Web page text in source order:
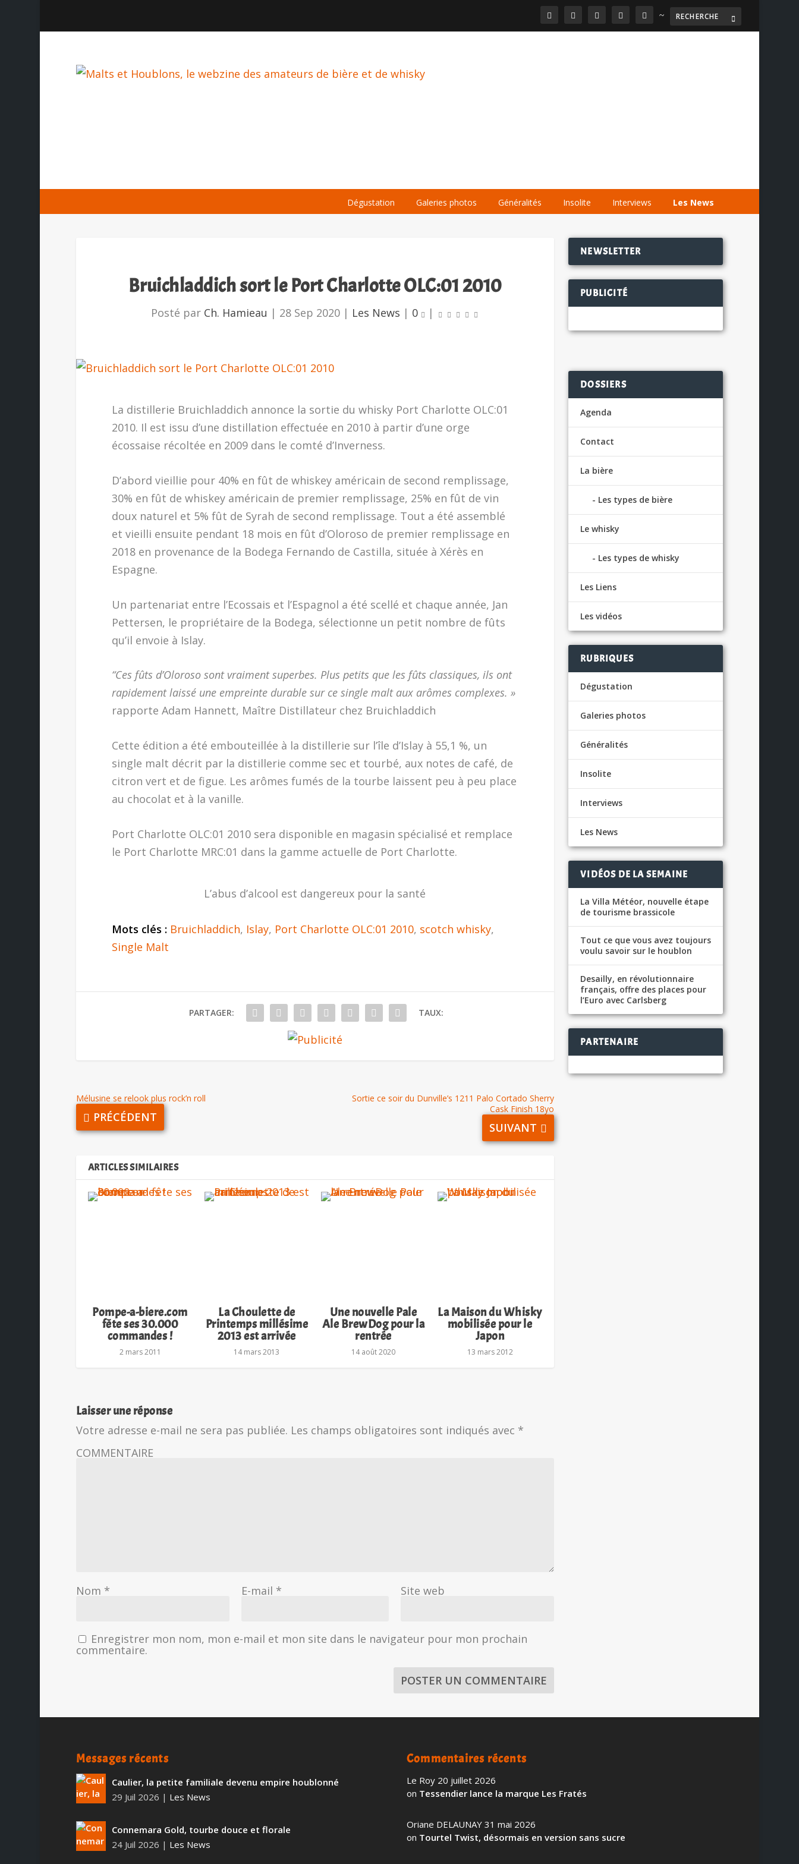
~
Dégustation Galeries photos Généralités Insolite Interviews Les News
Bruichladdich sort le Port Charlotte OLC:01 2010
Posté par Ch. Hamieau | 28 Sep 2020 | Les News | 0 |
La distillerie Bruichladdich annonce la sortie du whisky Port Charlotte OLC:01
2010. Il est issu d’une distillation effectuée en 2010 à partir d’une orge
écossaise récoltée en 2009 dans le comté d’Inverness.
D’abord vieillie pour 40% en fût de whiskey américain de second remplissage,
30% en fût de whiskey américain de premier remplissage, 25% en fût de vin
doux naturel et 5% fût de Syrah de second remplissage. Tout a été assemblé
et vieilli ensuite pendant 18 mois en fût d’Oloroso de premier remplissage en
2018 en provenance de la Bodega Fernando de Castilla, située à Xérès en
Espagne.
Un partenariat entre l’Ecossais et l’Espagnol a été scellé et chaque année, Jan
Pettersen, le propriétaire de la Bodega, sélectionne un petit nombre de fûts
qu’il envoie à Islay.
“Ces fûts d’Oloroso sont vraiment superbes. Plus petits que les fûts classiques, ils ont
rapidement laissé une empreinte durable sur ce single malt aux arômes complexes. »
rapporte Adam Hannett, Maître Distillateur chez Bruichladdich
Cette édition a été embouteillée à la distillerie sur l’île d’Islay à 55,1 %, un
single malt décrit par la distillerie comme sec et tourbé, aux notes de café, de
citron vert et de figue. Les arômes fumés de la tourbe laissent peu à peu place
au chocolat et à la vanille.
Port Charlotte OLC:01 2010 sera disponible en magasin spécialisé et remplace
le Port Charlotte MRC:01 dans la gamme actuelle de Port Charlotte.
L’abus d’alcool est dangereux pour la santé
Mots clés : Bruichladdich, Islay, Port Charlotte OLC:01 2010, scotch whisky,
Single Malt
PARTAGER: TAUX:
Mélusine se relook plus rock’n roll
PRÉCÉDENT
Sortie ce soir du Dunville’s 1211 Palo Cortado Sherry
Cask Finish 18yo
SUIVANT
ARTICLES SIMILAIRES
Pompe-a-biere.com
fête ses 30.000
commandes !
2 mars 2011
La Choulette de
Printemps millésime
2013 est arrivée
14 mars 2013
Une nouvelle Pale
Ale BrewDog pour la
rentrée
14 août 2020
La Maison du Whisky
mobilisée pour le
Japon
13 mars 2012
Laisser une réponse
Votre adresse e-mail ne sera pas publiée. Les champs obligatoires sont indiqués avec *
COMMENTAIRE
Nom * E-mail * Site web
Enregistrer mon nom, mon e-mail et mon site dans le navigateur pour mon prochain
commentaire.
NEWSLETTER
PUBLICITÉ
DOSSIERS
Agenda
Contact
La bière
Les types de bière
Le whisky
Les types de whisky
Les Liens
Les vidéos
RUBRIQUES
Dégustation
Galeries photos
Généralités
Insolite
Interviews
Les News
VIDÉOS DE LA SEMAINE
La Villa Météor, nouvelle étape
de tourisme brassicole
Tout ce que vous avez toujours
voulu savoir sur le houblon
Desailly, en révolutionnaire
français, offre des places pour
l’Euro avec Carlsberg
PARTENAIRE
Messages récents
Caulier, la petite familiale devenu empire houblonné
29 Juil 2026 | Les News
Connemara Gold, tourbe douce et florale
24 Juil 2026 | Les News
Commentaires récents
Le Roy 20 juillet 2026
on Tessendier lance la marque Les Fratés
Oriane DELAUNAY 31 mai 2026
on Tourtel Twist, désormais en version sans sucre